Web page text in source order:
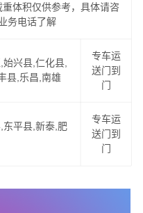
服务。做精品运输，创一
咨询韶关至泰安专线，港
体积仅供参考，具体请咨
务电话了解
兴县,仁化县,
县,乐昌,南雄
专车运
送门到
门
东平县,新泰,肥
专车运
送门到
门